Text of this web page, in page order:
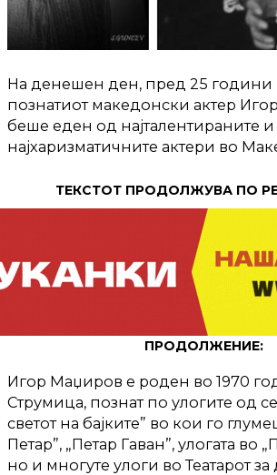
На денешен ден, пред 25 години
познатиот македонски актер
беше еден од најталентираните и
најхаризматичните актери во
ТЕКСТОТ ПРОДОЛЖУВА ПО
ПРОДОЛЖЕНИЕ:
Игор Маџиров е роден во 1970
Струмица, познат по улогите од
светот на бајките” во кои го
Петар”, „Петар Гаван”, улогата во
но и многуте улоги во Театарот за